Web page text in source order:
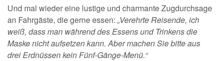
Und mal wieder eine lustige und charmante Zugdurchsage
an Fahrgäste, die gerne essen: „Verehrte Reisende, ich
weiß, dass man während des Essens und Trinkens die
Maske nicht aufsetzen kann. Aber machen Sie bitte aus
drei Erdnüssen kein Fünf-Gänge-Menü.“